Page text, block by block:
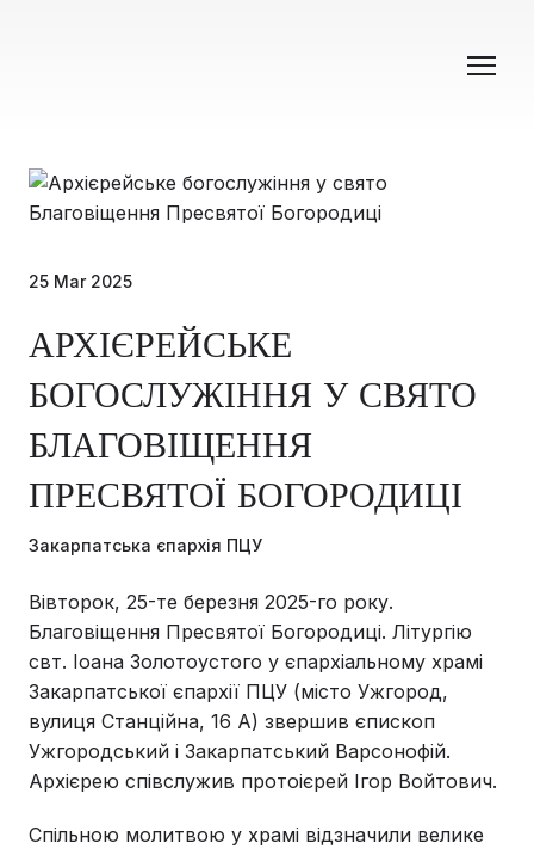
25 Mar 2025
АРХІЄРЕЙСЬКЕ
БОГОСЛУЖІННЯ У СВЯТО
БЛАГОВІЩЕННЯ
ПРЕСВЯТОЇ БОГОРОДИЦІ
Закарпатська єпархія ПЦУ
Вівторок, 25-те березня 2025-го року.
Благовіщення Пресвятої Богородиці. Літургію
свт. Іоана Золотоустого у єпархіальному храмі
Закарпатської єпархії ПЦУ (місто Ужгород,
вулиця Станційна, 16 А) звершив єпископ
Ужгородський і Закарпатський Варсонофій.
Архієрею співслужив протоієрей Ігор Войтович.
Спільною молитвою у храмі відзначили велике